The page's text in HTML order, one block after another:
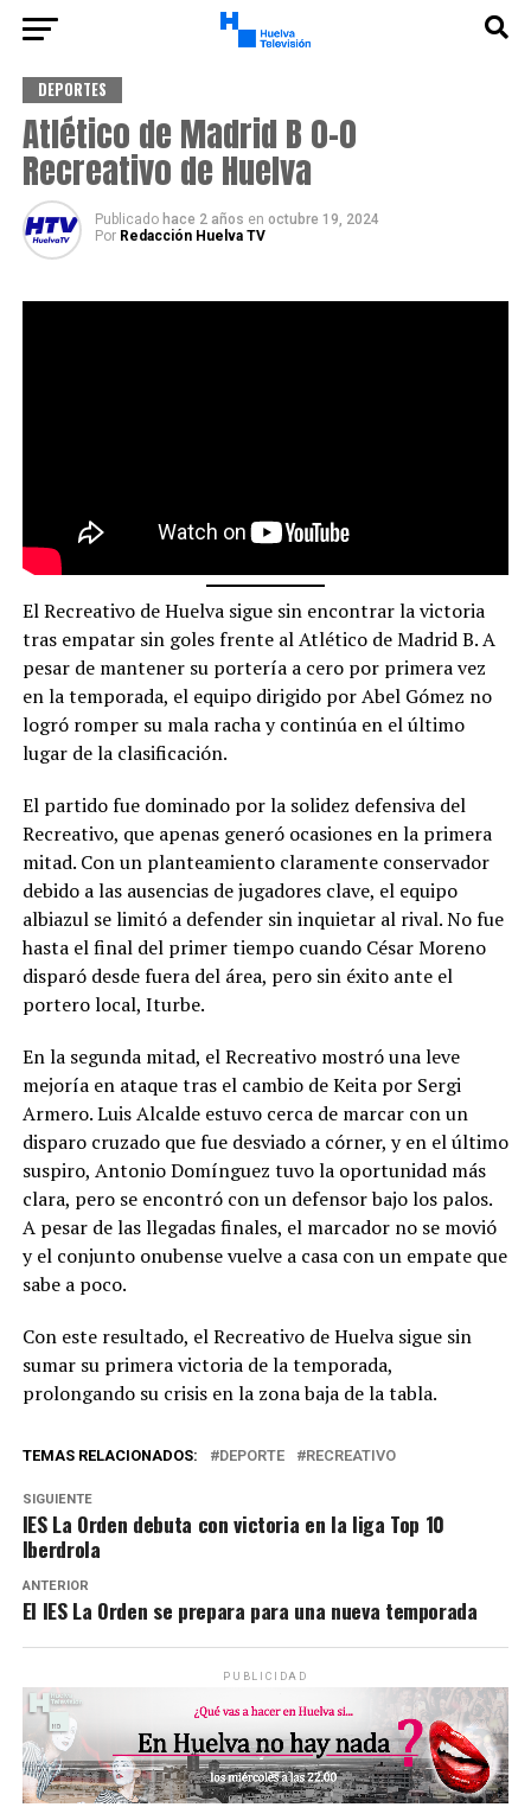
DEPORTES
Atlético de Madrid B 0-0
Recreativo de Huelva
Publicado hace 2 años en octubre 19, 2024
Por Redacción Huelva TV
El Recreativo de Huelva sigue sin encontrar la victoria
tras empatar sin goles frente al Atlético de Madrid B. A
pesar de mantener su portería a cero por primera vez
en la temporada, el equipo dirigido por Abel Gómez no
logró romper su mala racha y continúa en el último
lugar de la clasificación.
El partido fue dominado por la solidez defensiva del
Recreativo, que apenas generó ocasiones en la primera
mitad. Con un planteamiento claramente conservador
debido a las ausencias de jugadores clave, el equipo
albiazul se limitó a defender sin inquietar al rival. No fue
hasta el final del primer tiempo cuando César Moreno
disparó desde fuera del área, pero sin éxito ante el
portero local, Iturbe.
En la segunda mitad, el Recreativo mostró una leve
mejoría en ataque tras el cambio de Keita por Sergi
Armero. Luis Alcalde estuvo cerca de marcar con un
disparo cruzado que fue desviado a córner, y en el último
suspiro, Antonio Domínguez tuvo la oportunidad más
clara, pero se encontró con un defensor bajo los palos.
A pesar de las llegadas finales, el marcador no se movió
y el conjunto onubense vuelve a casa con un empate que
sabe a poco.
Con este resultado, el Recreativo de Huelva sigue sin
sumar su primera victoria de la temporada,
prolongando su crisis en la zona baja de la tabla.
TEMAS RELACIONADOS: DEPORTE RECREATIVO
SIGUIENTE
IES La Orden debuta con victoria en la liga Top 10
Iberdrola
ANTERIOR
El IES La Orden se prepara para una nueva temporada
PUBLICIDAD